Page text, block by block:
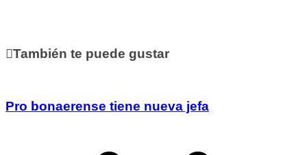
También te puede gustar
Pro bonaerense tiene nueva jefa